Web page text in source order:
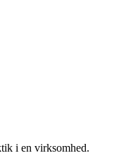
i en virksomhed.